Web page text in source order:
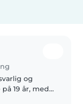
og
19 år, med 2